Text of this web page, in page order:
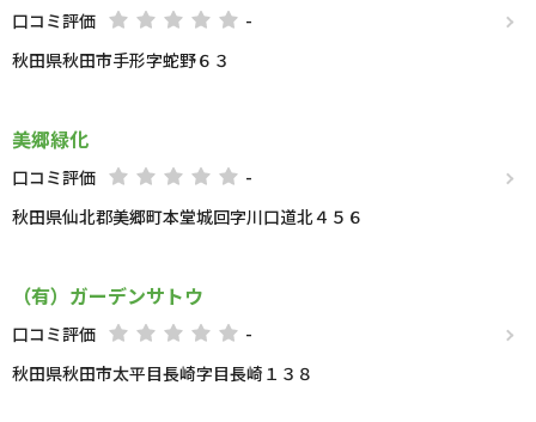
口コミ評価
-
秋田県秋田市手形字蛇野６３
美郷緑化
口コミ評価
-
秋田県仙北郡美郷町本堂城回字川口道北４５６
（有）ガーデンサトウ
口コミ評価
-
秋田県秋田市太平目長崎字目長崎１３８